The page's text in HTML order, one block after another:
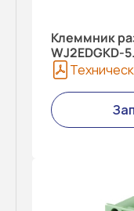
Клеммник
WJ2EDGKD-